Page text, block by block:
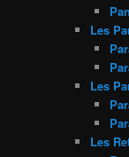
Les
Les
Les